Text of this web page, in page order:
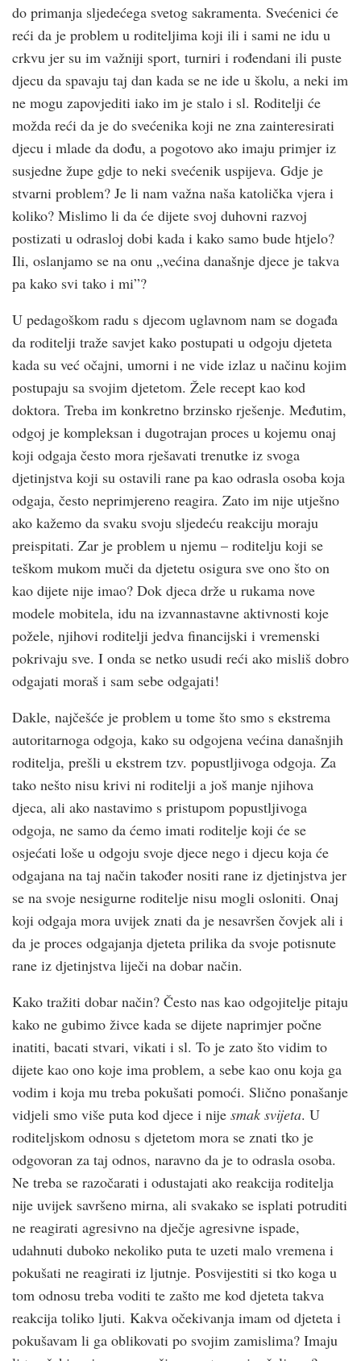
do primanja sljedećega svetog sakramenta. Svećenici će
reći da je problem u roditeljima koji ili i sami ne idu u
crkvu jer su im važniji sport, turniri i rođendani ili puste
djecu da spavaju taj dan kada se ne ide u školu, a neki im
ne mogu zapovjediti iako im je stalo i sl. Roditelji će
možda reći da je do svećenika koji ne zna zainteresirati
djecu i mlade da dođu, a pogotovo ako imaju primjer iz
susjedne župe gdje to neki svećenik uspijeva. Gdje je
stvarni problem? Je li nam važna naša katolička vjera i
koliko? Mislimo li da će dijete svoj duhovni razvoj
postizati u odrasloj dobi kada i kako samo bude htjelo?
Ili, oslanjamo se na onu „većina današnje djece je takva
pa kako svi tako i mi”?
U pedagoškom radu s djecom uglavnom nam se događa
da roditelji traže savjet kako postupati u odgoju djeteta
kada su već očajni, umorni i ne vide izlaz u načinu kojim
postupaju sa svojim djetetom. Žele recept kao kod
doktora. Treba im konkretno brzinsko rješenje. Međutim,
odgoj je kompleksan i dugotrajan proces u kojemu onaj
koji odgaja često mora rješavati trenutke iz svoga
djetinjstva koji su ostavili rane pa kao odrasla osoba koja
odgaja, često neprimjereno reagira. Zato im nije utješno
ako kažemo da svaku svoju sljedeću reakciju moraju
preispitati. Zar je problem u njemu – roditelju koji se
teškom mukom muči da djetetu osigura sve ono što on
kao dijete nije imao? Dok djeca drže u rukama nove
modele mobitela, idu na izvannastavne aktivnosti koje
požele, njihovi roditelji jedva financijski i vremenski
pokrivaju sve. I onda se netko usudi reći ako misliš dobro
odgajati moraš i sam sebe odgajati!
Dakle, najčešće je problem u tome što smo s ekstrema
autoritarnoga odgoja, kako su odgojena većina današnjih
roditelja, prešli u ekstrem tzv. popustljivoga odgoja. Za
tako nešto nisu krivi ni roditelji a još manje njihova
djeca, ali ako nastavimo s pristupom popustljivoga
odgoja, ne samo da ćemo imati roditelje koji će se
osjećati loše u odgoju svoje djece nego i djecu koja će
odgajana na taj način također nositi rane iz djetinjstva jer
se na svoje nesigurne roditelje nisu mogli osloniti. Onaj
koji odgaja mora uvijek znati da je nesavršen čovjek ali i
da je proces odgajanja djeteta prilika da svoje potisnute
rane iz djetinjstva liječi na dobar način.
Kako tražiti dobar način? Često nas kao odgojitelje pitaju
kako ne gubimo živce kada se dijete naprimjer počne
inatiti, bacati stvari, vikati i sl. To je zato što vidim to
dijete kao ono koje ima problem, a sebe kao onu koja ga
vodim i koja mu treba pokušati pomoći. Slično ponašanje
vidjeli smo više puta kod djece i nije smak svijeta. U
roditeljskom odnosu s djetetom mora se znati tko je
odgovoran za taj odnos, naravno da je to odrasla osoba.
Ne treba se razočarati i odustajati ako reakcija roditelja
nije uvijek savršeno mirna, ali svakako se isplati potruditi
ne reagirati agresivno na dječje agresivne ispade,
udahnuti duboko nekoliko puta te uzeti malo vremena i
pokušati ne reagirati iz ljutnje. Posvijestiti si tko koga u
tom odnosu treba voditi te zašto me kod djeteta takva
reakcija toliko ljuti. Kakva očekivanja imam od djeteta i
pokušavam li ga oblikovati po svojim zamislima? Imaju